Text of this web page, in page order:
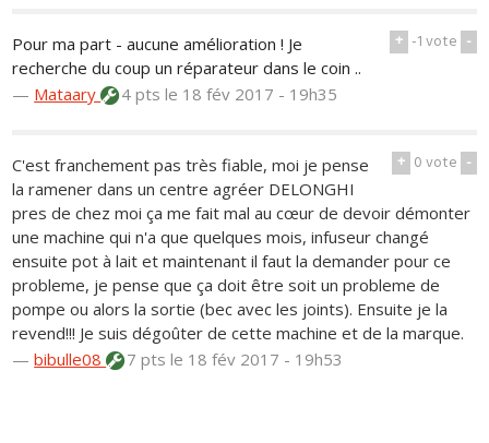
+ -1vote -
Pour ma part - aucune amélioration ! Je
recherche du coup un réparateur dans le coin ..
— Mataary 4 ptsle 18 fév 2017 - 19h35
+ 0vote -
C'est franchement pas très fiable, moi je pense
la ramener dans un centre agréer DELONGHI
pres de chez moi ça me fait mal au cœur de devoir démonter
une machine qui n'a que quelques mois, infuseur changé
ensuite pot à lait et maintenant il faut la demander pour ce
probleme, je pense que ça doit être soit un probleme de
pompe ou alors la sortie (bec avec les joints). Ensuite je la
revend!!! Je suis dégoûter de cette machine et de la marque.
—bibulle08 7 ptsle 18 fév 2017 - 19h53